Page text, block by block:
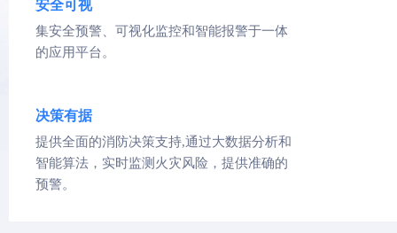
安全可视
集安全预警、可视化监控和智能报警于一体
的应用平台。
决策有据
提供全面的消防决策支持,通过大数据分析和
智能算法，实时监测火灾风险，提供准确的
预警。